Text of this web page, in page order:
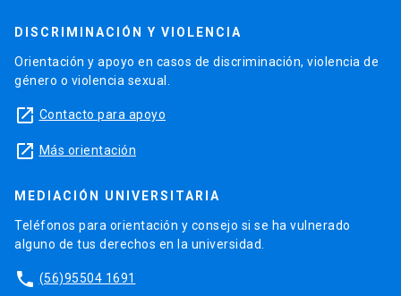
DISCRIMINACIÓN Y VIOLENCIA
Orientación y apoyo en casos de discriminación, violencia de
género o violencia sexual.
launch Contacto para apoyo
launch Más orientación
MEDIACIÓN UNIVERSITARIA
Teléfonos para orientación y consejo si se ha vulnerado
alguno de tus derechos en la universidad.
phone (56)95504 1691